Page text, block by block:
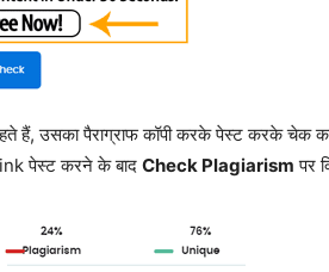
हैं, उसका पैराग्राफ कॉपी करके पेस्ट करके चेक
पेस्ट करने के बाद Check Plagiarism पर